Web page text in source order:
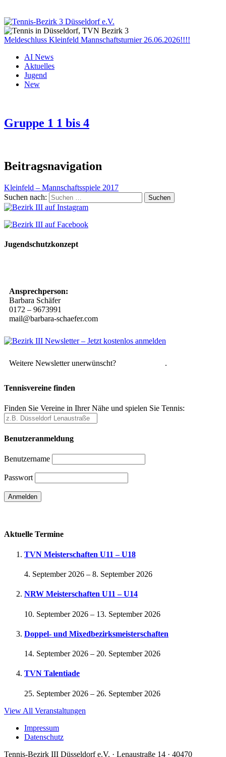
Meldeschluss Kleinfeld Mannschaftsturnier 26.06.2026!!!!
AI News
Aktuelles
Jugend
New
Gruppe 1 1 bis 4
Beitragsnavigation
Kleinfeld – Mannschaftsspiele 2017
Suchen nach:
Jugendschutzkonzept
Ansprechperson:
Barbara Schäfer
0172 – 9673991
mail@barbara-schaefer.com
Weitere Newsletter unerwünscht? .
Tennisvereine finden
Finden Sie Vereine in Ihrer Nähe und spielen Sie Tennis:
Benutzeranmeldung
Benutzername
Passwort
Aktuelle Termine
TVN Meisterschaften U11 – U18
4. September 2026 – 8. September 2026
NRW Meisterschaften U11 – U14
10. September 2026 – 13. September 2026
Doppel- und Mixedbezirksmeisterschaften
14. September 2026 – 20. September 2026
TVN Talentiade
25. September 2026 – 26. September 2026
View All Veranstaltungen
Impressum
Datenschutz
Tennis-Bezirk III Düsseldorf e.V. · Lenaustraße 14 · 40470